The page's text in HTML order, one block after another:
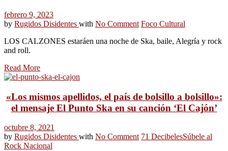
febrero 9, 2023
by Rugidos Disidentes with No Comment Foco Cultural
LOS CALZONES estaráen una noche de Ska, baile, Alegría y rock
and roll.
Read More
«Los mismos apellidos, el país de bolsillo a bolsillo»:
el mensaje El Punto Ska en su canción ‘El Cajón’
octubre 8, 2021
by Rugidos Disidentes with No Comment 71 DecibelesSúbele al
Rock Nacional